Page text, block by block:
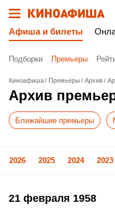
Афиша и билеты
Подборки Премьеры
Киноафиша Премьеры Архив
Архив
Ближайшие премьеры
2026 2025 2024 2023
21 февраля 1958